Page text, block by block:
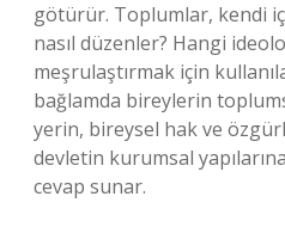
götürür. Toplumlar, kendi
nasıl düzenler? Hangi
meşrulaştırmak için
bağlamda bireylerin
yerin, bireysel hak ve
devletin kurumsal
cevap sunar.